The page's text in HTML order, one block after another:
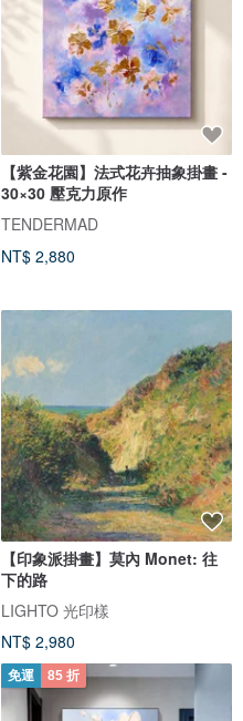
【紫金花園】法式花卉抽象掛畫 -
30×30 壓克力原作
TENDERMAD
NT$ 2,880
【印象派掛畫】莫內 Monet: 往
下的路
LIGHTO 光印樣
NT$ 2,980
免運 85 折